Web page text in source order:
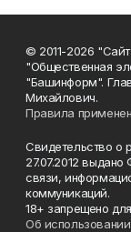
© 2011-2026
"Общественная
"Башинформ".
Михайлович.
Правила
Свидетельство
27.07.2012
связи,
коммуникаций.
18+ запрещено
Об